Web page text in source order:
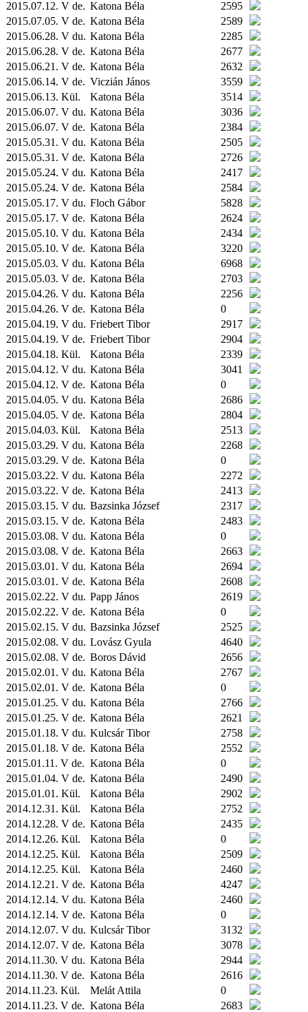
2015.07.12. V de. Katona Béla
2595
2015.07.05. V de. Katona Béla
2589
2015.06.28. V du. Katona Béla
2285
2015.06.28. V de. Katona Béla
2677
2015.06.21. V de. Katona Béla
2632
2015.06.14. V de. Viczián János
3559
2015.06.13. Kül. Katona Béla
3514
2015.06.07. V du. Katona Béla
3036
2015.06.07. V de. Katona Béla
2384
2015.05.31. V du. Katona Béla
2505
2015.05.31. V de. Katona Béla
2726
2015.05.24. V du. Katona Béla
2417
2015.05.24. V de. Katona Béla
2584
2015.05.17. V du. Floch Gábor
5828
2015.05.17. V de. Katona Béla
2624
2015.05.10. V du. Katona Béla
2434
2015.05.10. V de. Katona Béla
3220
2015.05.03. V du. Katona Béla
6968
2015.05.03. V de. Katona Béla
2703
2015.04.26. V du. Katona Béla
2256
2015.04.26. V de. Katona Béla
0
2015.04.19. V du. Friebert Tibor
2917
2015.04.19. V de. Friebert Tibor
2904
2015.04.18. Kül. Katona Béla
2339
2015.04.12. V du. Katona Béla
3041
2015.04.12. V de. Katona Béla
0
2015.04.05. V du. Katona Béla
2686
2015.04.05. V de. Katona Béla
2804
2015.04.03. Kül. Katona Béla
2513
2015.03.29. V du. Katona Béla
2268
2015.03.29. V de. Katona Béla
0
2015.03.22. V du. Katona Béla
2272
2015.03.22. V de. Katona Béla
2413
2015.03.15. V du. Bazsinka József
2317
2015.03.15. V de. Katona Béla
2483
2015.03.08. V du. Katona Béla
0
2015.03.08. V de. Katona Béla
2663
2015.03.01. V du. Katona Béla
2694
2015.03.01. V de. Katona Béla
2608
2015.02.22. V du. Papp János
2619
2015.02.22. V de. Katona Béla
0
2015.02.15. V du. Bazsinka József
2525
2015.02.08. V du. Lovász Gyula
4640
2015.02.08. V de. Boros Dávid
2656
2015.02.01. V du. Katona Béla
2767
2015.02.01. V de. Katona Béla
0
2015.01.25. V du. Katona Béla
2766
2015.01.25. V de. Katona Béla
2621
2015.01.18. V du. Kulcsár Tibor
2758
2015.01.18. V de. Katona Béla
2552
2015.01.11. V de. Katona Béla
0
2015.01.04. V de. Katona Béla
2490
2015.01.01. Kül. Katona Béla
2902
2014.12.31. Kül. Katona Béla
2752
2014.12.28. V de. Katona Béla
2435
2014.12.26. Kül. Katona Béla
0
2014.12.25. Kül. Katona Béla
2509
2014.12.25. Kül. Katona Béla
2460
2014.12.21. V de. Katona Béla
4247
2014.12.14. V du. Katona Béla
2460
2014.12.14. V de. Katona Béla
0
2014.12.07. V du. Kulcsár Tibor
3132
2014.12.07. V de. Katona Béla
3078
2014.11.30. V du. Katona Béla
2944
2014.11.30. V de. Katona Béla
2616
2014.11.23. Kül. Melát Attila
0
2014.11.23. V de. Katona Béla
2683